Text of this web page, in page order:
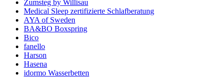
Zumsteg by Willisau
Medical Sleep zertifizierte Schlafberatung
AYA of Sweden
BA&BO Boxspring
Bico
fanello
Harson
Hasena
idormo Wasserbetten